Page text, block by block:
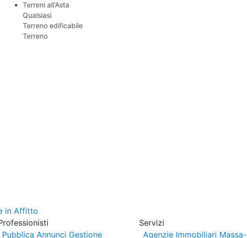
Terreni all'Asta
Qualsiasi
Terreno edificabile
Terreno
Pubblica Annunci Gestione
Servizi
Agenzie Immobiliari Massa-